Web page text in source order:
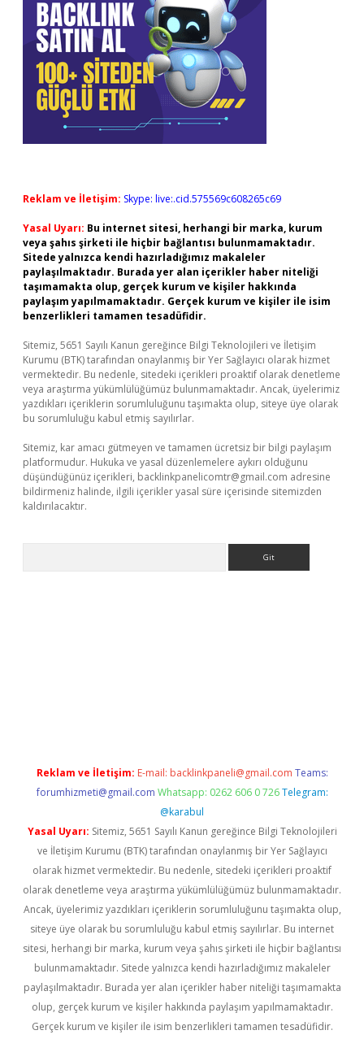
Reklam ve İletişim: Skype: live:.cid.575569c608265c69
Yasal Uyarı: Bu internet sitesi, herhangi bir marka, kurum
veya şahıs şirketi ile hiçbir bağlantısı bulunmamaktadır.
Sitede yalnızca kendi hazırladığımız makaleler
paylaşılmaktadır. Burada yer alan içerikler haber niteliği
taşımamakta olup, gerçek kurum ve kişiler hakkında
paylaşım yapılmamaktadır. Gerçek kurum ve kişiler ile isim
benzerlikleri tamamen tesadüfidir.
Sitemiz, 5651 Sayılı Kanun gereğince Bilgi Teknolojileri ve İletişim
Kurumu (BTK) tarafından onaylanmış bir Yer Sağlayıcı olarak hizmet
vermektedir. Bu nedenle, sitedeki içerikleri proaktif olarak denetleme
veya araştırma yükümlülüğümüz bulunmamaktadır. Ancak, üyelerimiz
yazdıkları içeriklerin sorumluluğunu taşımakta olup, siteye üye olarak
bu sorumluluğu kabul etmiş sayılırlar.
Sitemiz, kar amacı gütmeyen ve tamamen ücretsiz bir bilgi paylaşım
platformudur. Hukuka ve yasal düzenlemelere aykırı olduğunu
düşündüğünüz içerikleri, backlinkpanelicomtr@gmail.com adresine
bildirmeniz halinde, ilgili içerikler yasal süre içerisinde sitemizden
kaldırılacaktır.
Reklam ve İletişim: E-mail: backlinkpaneli@gmail.com Teams:
forumhizmeti@gmail.com Whatsapp: 0262 606 0 726 Telegram:
@karabul
Yasal Uyarı: Sitemiz, 5651 Sayılı Kanun gereğince Bilgi Teknolojileri
ve İletişim Kurumu (BTK) tarafından onaylanmış bir Yer Sağlayıcı
olarak hizmet vermektedir. Bu nedenle, sitedeki içerikleri proaktif
olarak denetleme veya araştırma yükümlülüğümüz bulunmamaktadır.
Ancak, üyelerimiz yazdıkları içeriklerin sorumluluğunu taşımakta olup,
siteye üye olarak bu sorumluluğu kabul etmiş sayılırlar. Bu internet
sitesi, herhangi bir marka, kurum veya şahıs şirketi ile hiçbir bağlantısı
bulunmamaktadır. Sitede yalnızca kendi hazırladığımız makaleler
paylaşılmaktadır. Burada yer alan içerikler haber niteliği taşımamakta
olup, gerçek kurum ve kişiler hakkında paylaşım yapılmamaktadır.
Gerçek kurum ve kişiler ile isim benzerlikleri tamamen tesadüfidir.